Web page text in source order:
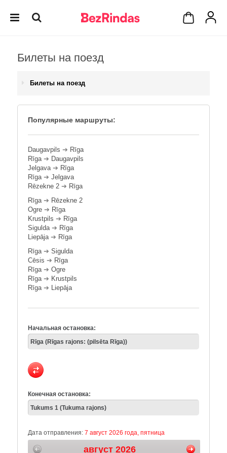
Билеты на поезд
Билеты на поезд
Популярные маршруты:
Daugavpils ➔ Rīga
Rīga➔ Daugavpils
Jelgava➔ Rīga
Rīga➔ Jelgava
Rēzekne 2 ➔ Rīga
Rīga➔ Rēzekne 2
Ogre ➔ Rīga
Krustpils ➔ Rīga
Sigulda➔ Rīga
Liepāja➔ Rīga
Rīga➔ Sigulda
Cēsis ➔ Rīga
Rīga➔ Ogre
Rīga➔ Krustpils
Rīga➔ Liepāja
Начальная остановка:
Конечная остановка:
Дата отправления: 7 август 2026 года, пятница
август 2026